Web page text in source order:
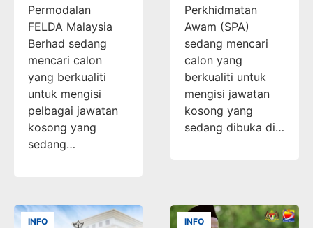
Permodalan
FELDA Malaysia
Berhad sedang
mencari calon
yang berkualiti
untuk mengisi
pelbagai jawatan
kosong yang
sedang…
Perkhidmatan
Awam (SPA)
sedang mencari
calon yang
berkualiti untuk
mengisi jawatan
kosong yang
sedang dibuka di…
INFO INFO